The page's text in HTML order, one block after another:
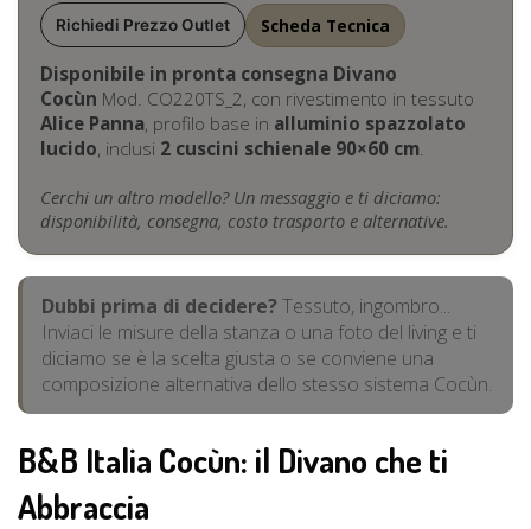
Richiedi Prezzo Outlet Scheda Tecnica
Disponibile in pronta consegna Divano
Cocùn Mod. CO220TS_2, con rivestimento in tessuto
Alice Panna, profilo base in alluminio spazzolato
lucido, inclusi 2 cuscini schienale 90×60 cm.
Cerchi un altro modello? Un messaggio e ti diciamo:
disponibilità, consegna, costo trasporto e alternative.
Dubbi prima di decidere?Tessuto, ingombro...
Inviaci le misure della stanza o una foto del living e ti
diciamo se è la scelta giusta o se conviene una
composizione alternativa dello stesso sistema Cocùn.
B&B Italia Cocùn: il Divano che ti
Abbraccia